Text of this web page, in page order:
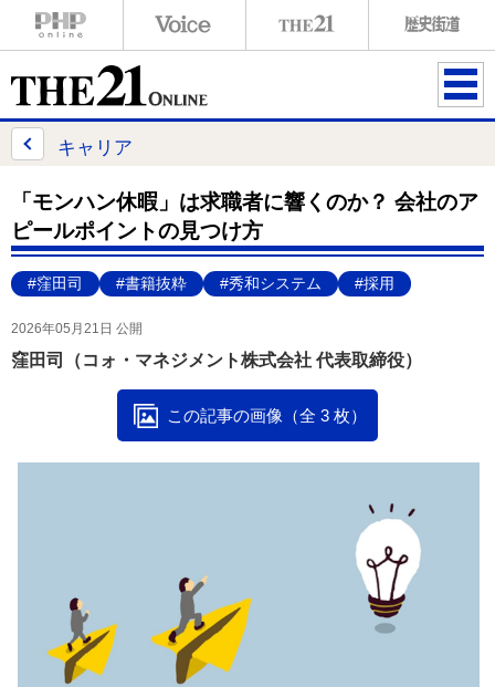
ME
キャリア
「モンハン休暇」は求職者に響くのか？ 会社のア
ピールポイントの見つけ方
#窪田司 #書籍抜粋 #秀和システム #採用
2026年05月21日 公開
窪田司（コォ・マネジメント株式会社 代表取締役）
この記事の画像（全 3 枚）